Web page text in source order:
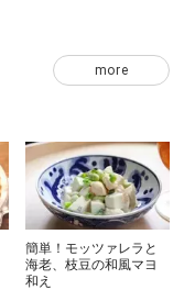
more
簡単！モッツァレラと
海老、枝豆の和風マヨ
和え